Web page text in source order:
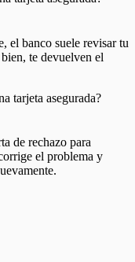
el banco suele revisar tu
te devuelven el
tarjeta asegurada?
de rechazo para
el problema y